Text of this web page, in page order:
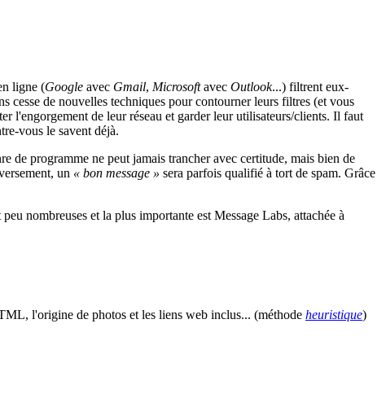
ligne (Google avec Gmail, Microsoftavec Outlook...) filtrent eux-
cesse de nouvelles techniques pour contourner leurs filtres (et vous
l'engorgement de leur réseau et garder leur utilisateurs/clients. Il faut
vous le savent déjà.
de programme ne peut jamais trancher avec certitude, mais bien de
un « bon message » sera parfois qualifié à tort de spam. Grâce
nombreuses et la plus importante est Message Labs, attachée à
l'origine de photos et les liens web inclus... (méthode heuristique)